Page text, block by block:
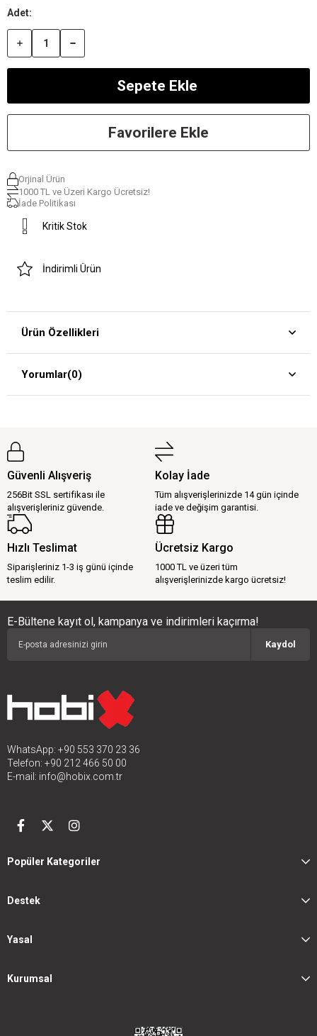
Favorilere Ekle
Orjinal Ürün
1000 TL ve Üzeri Kargo Ücretsiz!
İade Politikası
Kritik Stok
İndirimli Ürün
Ürün Özellikleri
Yorumlar(0)
Güvenli Alışveriş
256Bit SSL sertifikası ile
alışverişleriniz güvende.
Kolay İade
Tüm alışverişlerinizde 14 gün içinde
iade ve değişim garantisi.
Hızlı Teslimat
Siparişleriniz 1-3 iş günü içinde
teslim edilir.
Ücretsiz Kargo
1000 TL ve üzeri tüm
alışverişlerinizde kargo ücretsiz!
E-Bültene kayıt ol, kampanya ve indirimleri kaçırma!
Kaydol
WhatsApp: +90 553 370 23 36
Telefon: +90 212 466 50 00
E-mail: info@hobix.com.tr
Popüler Kategoriler
Destek
Yasal
Kurumsal